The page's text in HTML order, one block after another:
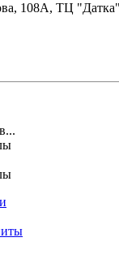
108А, ТЦ